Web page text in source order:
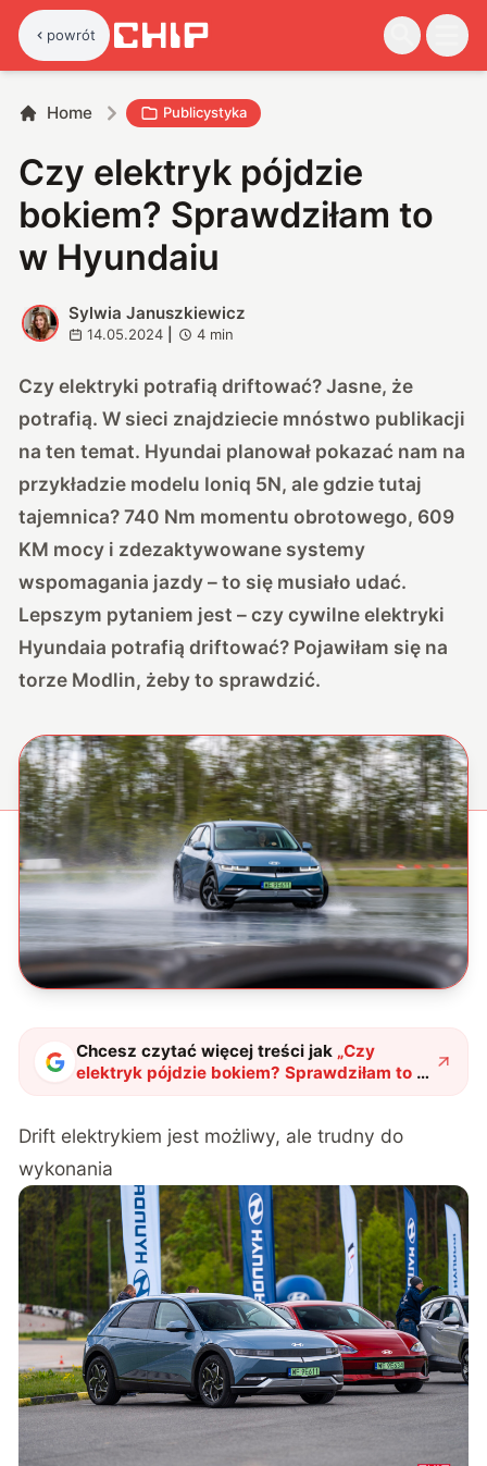
powrót
Home Publicystyka
Czy elektryk pójdzie
bokiem? Sprawdziłam to
w Hyundaiu
S
Sylwia Januszkiewicz
14.05.2024 4 min
Czy elektryki potrafią driftować? Jasne, że
potrafią. W sieci znajdziecie mnóstwo publikacji
na ten temat. Hyundai planował pokazać nam na
przykładzie modelu Ioniq 5N, ale gdzie tutaj
tajemnica? 740 Nm momentu obrotowego, 609
KM mocy i zdezaktywowane systemy
wspomagania jazdy – to się musiało udać.
Lepszym pytaniem jest – czy cywilne elektryki
Hyundaia potrafią driftować? Pojawiłam się na
torze Modlin, żeby to sprawdzić.
Chcesz czytać więcej treści jak „Czy
elektryk pójdzie bokiem? Sprawdziłam to w
Hyundaiu"?
Drift elektrykiem jest możliwy, ale trudny do
wykonania